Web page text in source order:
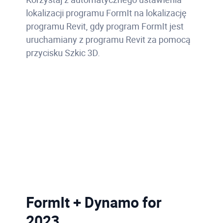
lokalizacji programu FormIt na lokalizację
programu Revit, gdy program FormIt jest
uruchamiany z programu Revit za pomocą
przycisku Szkic 3D.
FormIt + Dynamo for